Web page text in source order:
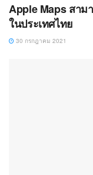
Apple Maps สาม
ในประเทศไทย
30 กรกฎาคม 2021